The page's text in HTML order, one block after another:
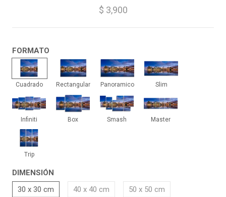
$ 3,900
FORMATO
Cuadrado
Cuadrado
Rectangular
Rectangular
Panoramico
Panoramico
Slim
Slim
Infiniti
Infiniti
Box
Box
Smash
Smash
Master
Master
Trip
Trip
DIMENSIÓN
30 x 30 cm
40 x 40 cm 50 x 50 cm